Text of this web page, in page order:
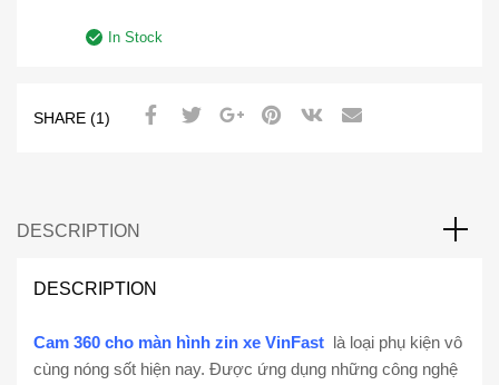
In Stock
SHARE (1)
DESCRIPTION
DESCRIPTION
Cam 360 cho màn hình zin xe VinFast là loại phụ kiện vô
cùng nóng sốt hiện nay. Được ứng dụng những công nghệ